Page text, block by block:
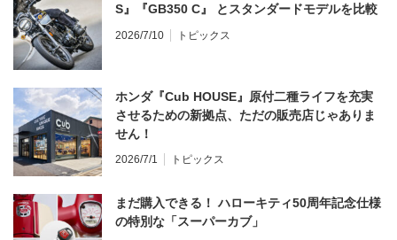
S』『GB350 C』 とスタンダードモデルを比較
2026/7/10 トピックス
ホンダ『Cub HOUSE』原付二種ライフを充実
させるための新拠点、ただの販売店じゃありま
せん！
2026/7/1 トピックス
まだ購入できる！ ハローキティ50周年記念仕様
の特別な「スーパーカブ」